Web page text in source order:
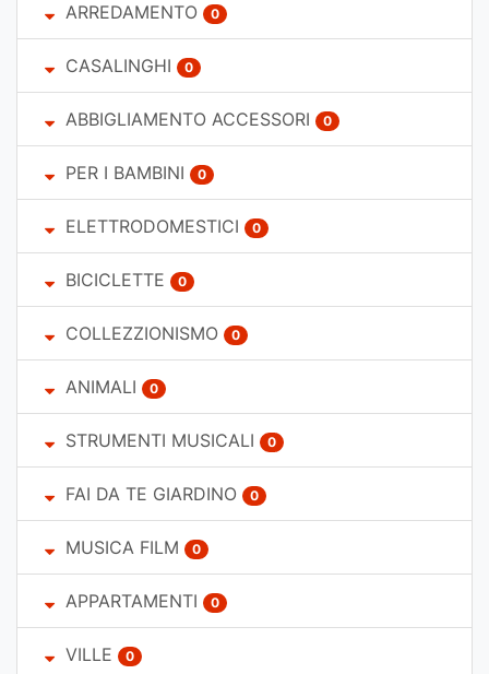
ARREDAMENTO 0
CASALINGHI 0
ABBIGLIAMENTO ACCESSORI 0
PER I BAMBINI 0
ELETTRODOMESTICI 0
BICICLETTE 0
COLLEZZIONISMO 0
ANIMALI 0
STRUMENTI MUSICALI 0
FAI DA TE GIARDINO 0
MUSICA FILM 0
APPARTAMENTI 0
VILLE 0